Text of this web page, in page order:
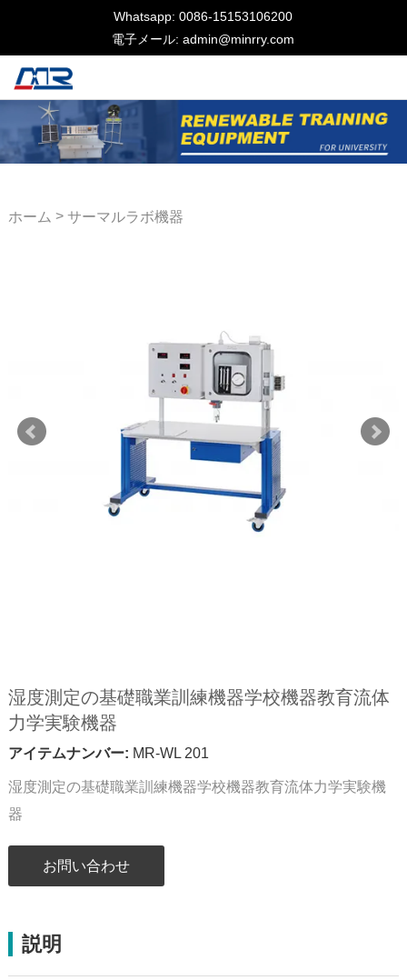
Whatsapp: 0086-15153106200
電子メール: admin@minrry.com
ホーム > サーマルラボ機器
湿度測定の基礎職業訓練機器学校機器教育流体
力学実験機器
アイテムナンバー: MR-WL 201
湿度測定の基礎職業訓練機器学校機器教育流体力学実験機
器
お問い合わせ
説明